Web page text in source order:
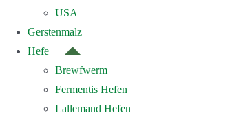
USA
Gerstenmalz
Hefe
Brewfwerm
Fermentis Hefen
Lallemand Hefen